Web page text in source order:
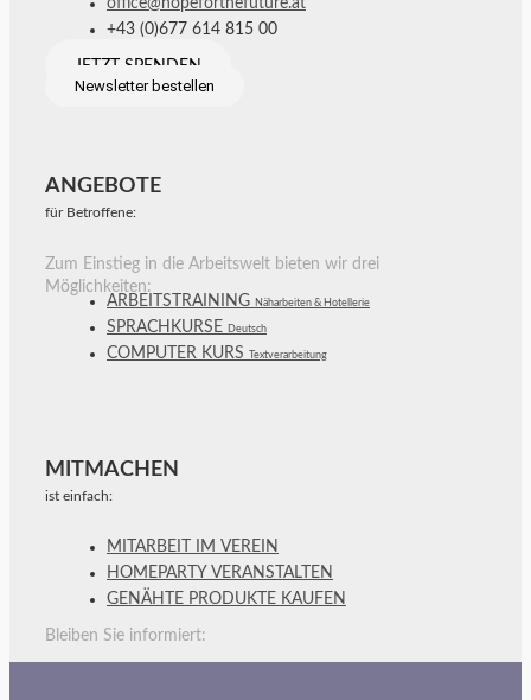
office@hopeforthefuture.at
+43 (0)677 614 815 00
JETZT SPENDEN
Newsletter bestellen
ANGEBOTE
für Betroffene:
Zum Einstieg in die Arbeitswelt bieten wir drei
Möglichkeiten:
ARBEITSTRAINING Näharbeiten & Hotellerie
SPRACHKURSE Deutsch
COMPUTER KURS Textverarbeitung
MITMACHEN
ist einfach:
MITARBEIT IM VEREIN
HOMEPARTY VERANSTALTEN
GENÄHTE PRODUKTE KAUFEN
Bleiben Sie informiert: